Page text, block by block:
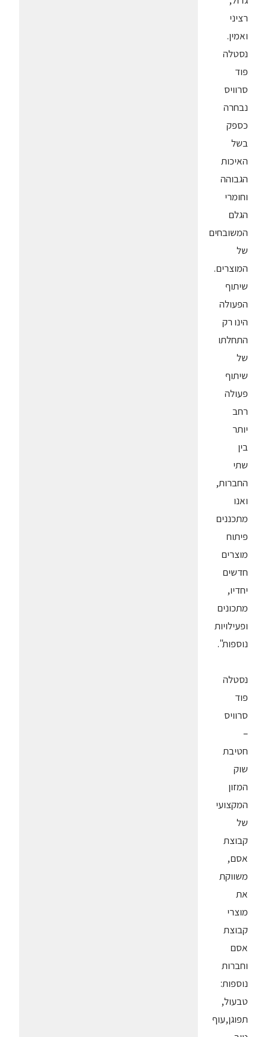
רציני
ואמין.
נסטלה
פוד
סרוויס
נבחרה
כספק
בשל
האיכות
הגבוהה
וחומרי
הגלם
המשובחים
של
המוצרים.
שיתוף
הפעולה
הינו רק
התחלתו
של
שיתוף
פעולה
רחב
יותר
בין
שתי
החברות,
ואנו
מתכננים
פיתוח
מוצרים
חדשים
יחדיו,
מתכונים
ופעילויות
נוספות".
נסטלה
פוד
סרוויס
–
חטיבת
שוק
המזון
המקצועי
של
קבוצת
אסם,
משווקת
את
מוצרי
קבוצת
אסם
וחברות
נוספות:
טבעול,
תפוגן,עוף